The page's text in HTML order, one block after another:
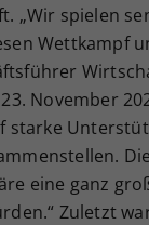
„Wir spielen
Wettkampf
November
starke
eine ganz
Zuletzt